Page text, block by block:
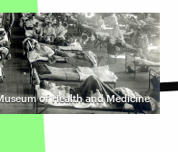
of Health and Medicine